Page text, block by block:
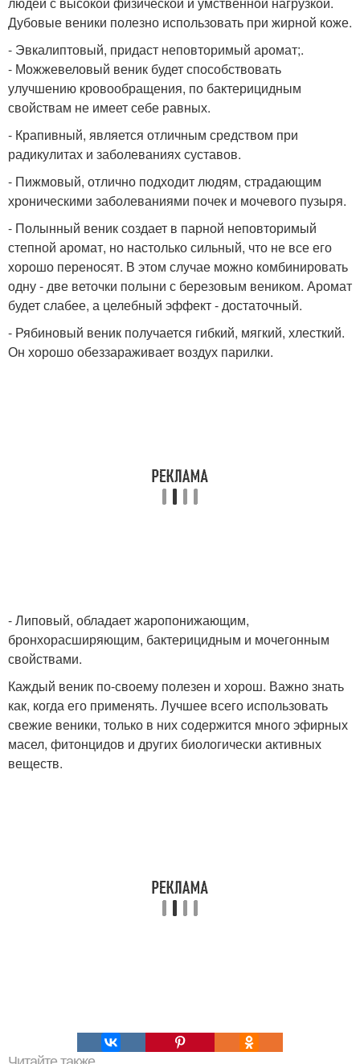
Дубовые веники полезно использовать при жирной коже.
- Эвкалиптовый, придаст неповторимый аромат;.
- Можжевеловый веник будет способствовать
улучшению кровообращения, по бактерицидным
свойствам не имеет себе равных.
- Крапивный, является отличным средством при
радикулитах и заболеваниях суставов.
- Пижмовый, отлично подходит людям, страдающим
хроническими заболеваниями почек и мочевого пузыря.
- Полынный веник создает в парной неповторимый
степной аромат, но настолько сильный, что не все его
хорошо переносят. В этом случае можно комбинировать
одну - две веточки полыни с березовым веником. Аромат
будет слабее, а целебный эффект - достаточный.
- Рябиновый веник получается гибкий, мягкий, хлесткий.
Он хорошо обеззараживает воздух парилки.
- Липовый, обладает жаропонижающим,
бронхорасширяющим, бактерицидным и мочегонным
свойствами.
Каждый веник по-своему полезен и хорош. Важно знать
как, когда его применять. Лучшее всего использовать
свежие веники, только в них содержится много эфирных
масел, фитонцидов и других биологически активных
веществ.